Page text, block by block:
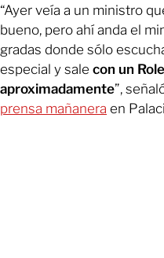
“Ayer veía a un ministro
bueno, pero ahí anda el
gradas donde sólo
especial y sale con un
aproximadamente”,
prensa mañanera en